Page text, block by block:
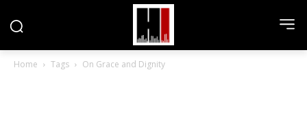
Home Tags On Grace and Dignity